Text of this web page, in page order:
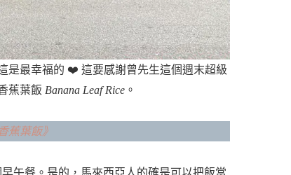
是最幸福的 ❤️ 這要感謝曾先生這個週末超級
蕉葉飯 Banana Leaf Rice 。
蕉葉飯》
午餐。是的，馬來西亞人的確是可以把飯當